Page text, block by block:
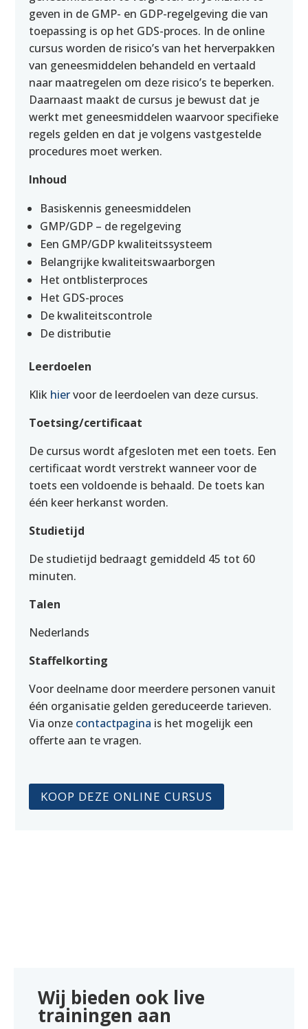
geven in de GMP- en GDP-regelgeving die van
toepassing is op het GDS-proces. In de online
cursus worden de risico’s van het herverpakken
van geneesmiddelen behandeld en vertaald
naar maatregelen om deze risico’s te beperken.
Daarnaast maakt de cursus je bewust dat je
werkt met geneesmiddelen waarvoor specifieke
regels gelden en dat je volgens vastgestelde
procedures moet werken.
Inhoud
Basiskennis geneesmiddelen
GMP/GDP – de regelgeving
Een GMP/GDP kwaliteitssysteem
Belangrijke kwaliteitswaarborgen
Het ontblisterproces
Het GDS-proces
De kwaliteitscontrole
De distributie
Leerdoelen
Klik hiervoor de leerdoelen van deze cursus.
Toetsing/certificaat
De cursus wordt afgesloten met een toets. Een
certificaat wordt verstrekt wanneer voor de
toets een voldoende is behaald. De toets kan
één keer herkanst worden.
Studietijd
De studietijd bedraagt gemiddeld 45 tot 60
minuten.
Talen
Nederlands
Staffelkorting
Voor deelname door meerdere personen vanuit
één organisatie gelden gereduceerde tarieven.
Via onze contactpagina is het mogelijk een
offerte aan te vragen.
KOOP DEZE ONLINE CURSUS
Wij bieden ook live
trainingen aan